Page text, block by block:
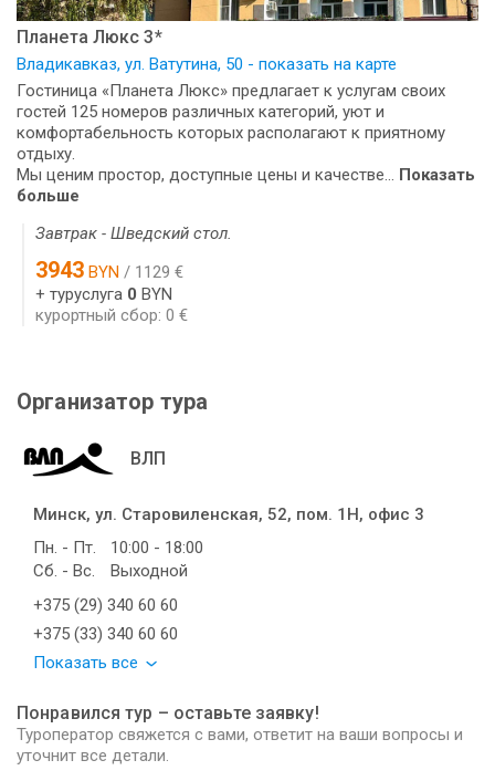
Планета Люкс 3*
Владикавказ, ул. Ватутина, 50 - показать на карте
Гостиница «Планета Люкс» предлагает к услугам своих
гостей 125 номеров различных категорий, уют и
комфортабельность которых располагают к приятному
отдыху.
Мы ценим простор, доступные цены и качестве... Показать
больше
Завтрак - Шведский стол.
3943 BYN / 1129 €
+ туруслуга 0 BYN
курортный сбор: 0 €
Организатор тура
ВЛП
Минск, ул. Старовиленская, 52, пом. 1Н, офис 3
Пн. - Пт.
10:00 - 18:00
Сб. - Вс.
Выходной
+375 (29) 340 60 60
+375 (33) 340 60 60
Показать все
Понравился тур – оставьте заявку!
Туроператор свяжется с вами, ответит на ваши вопросы и
уточнит все детали.